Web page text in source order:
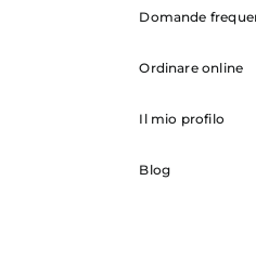
Domande
Ordinare online
Il mio profilo
Blog